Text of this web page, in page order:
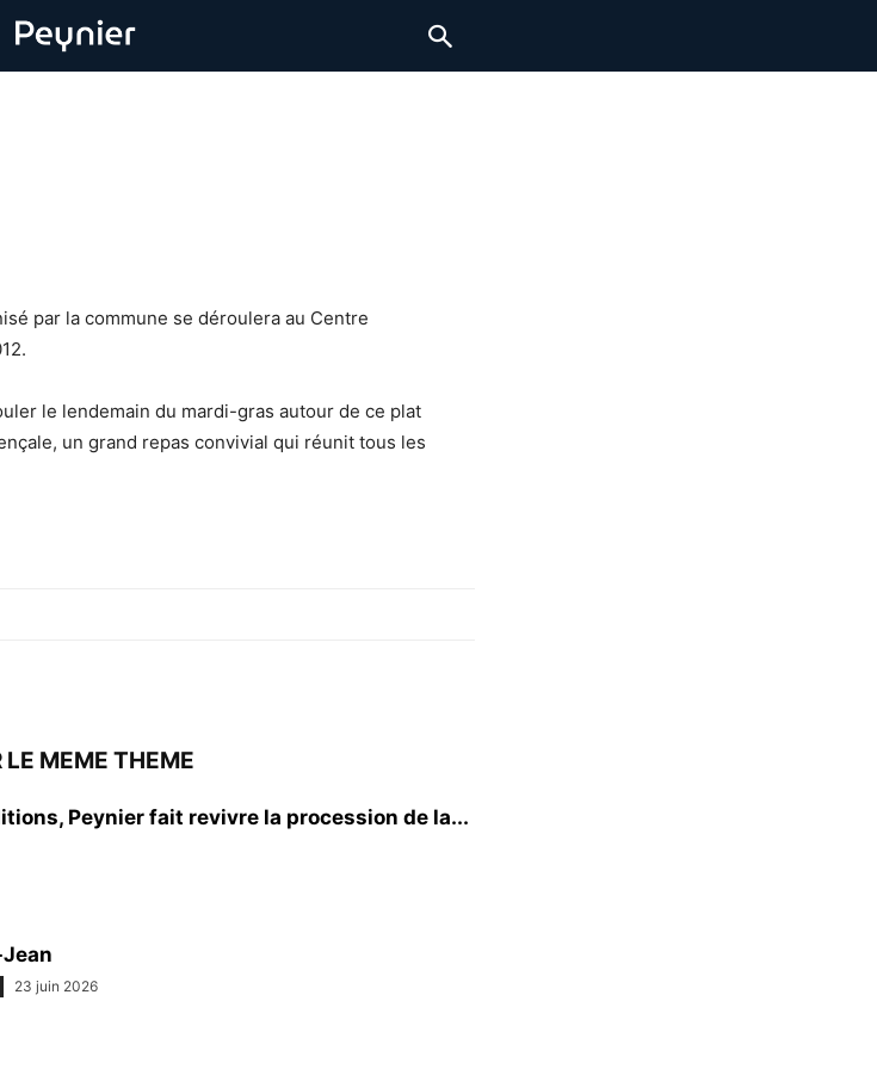
par la commune se déroulera au Centre
le lendemain du mardi-gras autour de ce plat
un grand repas convivial qui réunit tous les
LE MEME THEME
Peynier fait revivre la procession de la...
23 juin 2026